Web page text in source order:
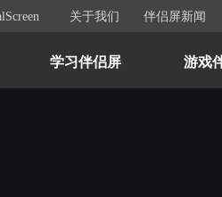
学习伴侣屏 游戏
关于我们 伴侣屏新闻